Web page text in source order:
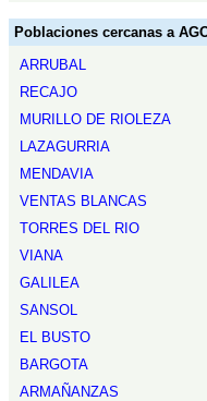
Poblaciones cercanas a
ARRUBAL
RECAJO
MURILLO DE RIOLEZA
LAZAGURRIA
MENDAVIA
VENTAS BLANCAS
TORRES DEL RIO
VIANA
GALILEA
SANSOL
EL BUSTO
BARGOTA
ARMAÑANZAS